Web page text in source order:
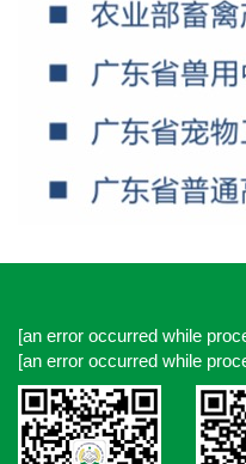
[an error occurred while
[an error occurred while